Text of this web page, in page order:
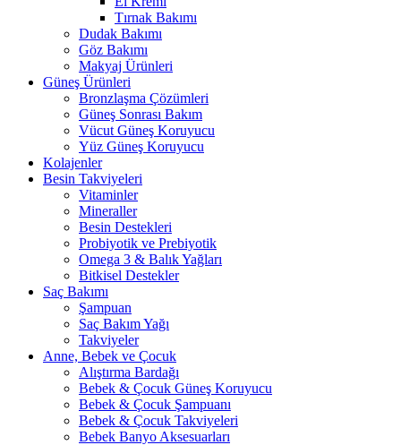
Tırnak Bakımı
Dudak Bakımı
Göz Bakımı
Makyaj Ürünleri
Güneş Ürünleri
Bronzlaşma Çözümleri
Güneş Sonrası Bakım
Vücut Güneş Koruyucu
Yüz Güneş Koruyucu
Kolajenler
Besin Takviyeleri
Vitaminler
Mineraller
Besin Destekleri
Probiyotik ve Prebiyotik
Omega 3 & Balık Yağları
Bitkisel Destekler
Saç Bakımı
Şampuan
Saç Bakım Yağı
Takviyeler
Anne, Bebek ve Çocuk
Alıştırma Bardağı
Bebek & Çocuk Güneş Koruyucu
Bebek & Çocuk Şampuanı
Bebek & Çocuk Takviyeleri
Bebek Banyo Aksesuarları